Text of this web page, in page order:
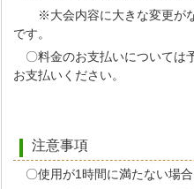
※大会内容に大きな変更がな
です。
〇料金のお支払いについては
お支払いください。
注意事項
〇使用が1時間に満たない場合